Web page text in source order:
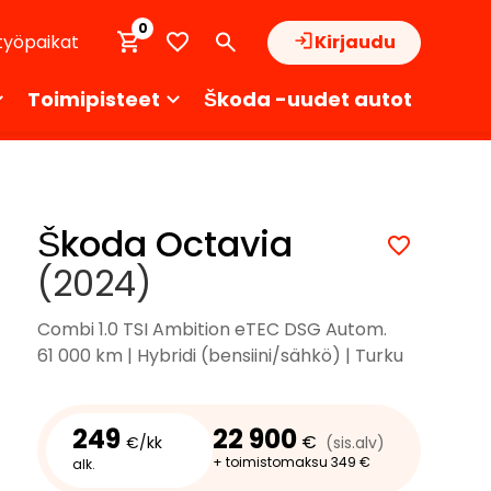
Kirjaudu
0
Toimipisteet Škoda -uudet autot
Škoda Octavia
(2024)
Combi 1.0 TSI Ambition eTEC DSG Autom.
61 000 km | Hybridi (bensiini/sähkö) | Turku
249 €/kk
alk.
22 900 € (sis.alv)
+ toimistomaksu 349 €